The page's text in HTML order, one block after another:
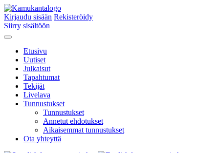
Kirjaudu sisään Rekisteröidy
Siirry sisältöön
Etusivu
Uutiset
Julkaisut
Tapahtumat
Tekijät
Livelava
Tunnustukset
Tunnustukset
Annetut ehdotukset
Aikaisemmat tunnustukset
Ota yhteyttä